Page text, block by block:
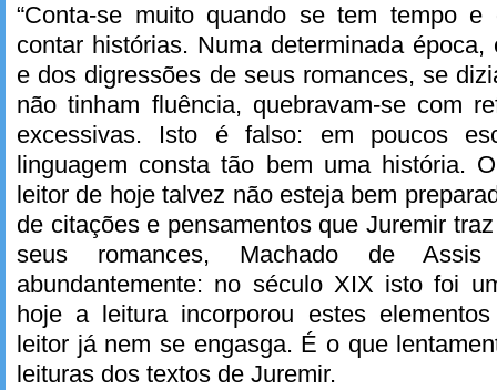
“Conta-se muito quando se tem tempo e
contar histórias. Numa determinada
e dos digressões de seus romances, se
não tinham fluência, quebravam-se com
excessivas. Isto é falso: em poucos
linguagem consta tão bem uma história.
leitor de hoje talvez não esteja bem
de citações e pensamentos que Juremir
seus romances, Machado de
abundantemente: no século XIX isto foi
hoje a leitura incorporou estes
leitor já nem se engasga. É o que
leituras dos textos de Juremir.